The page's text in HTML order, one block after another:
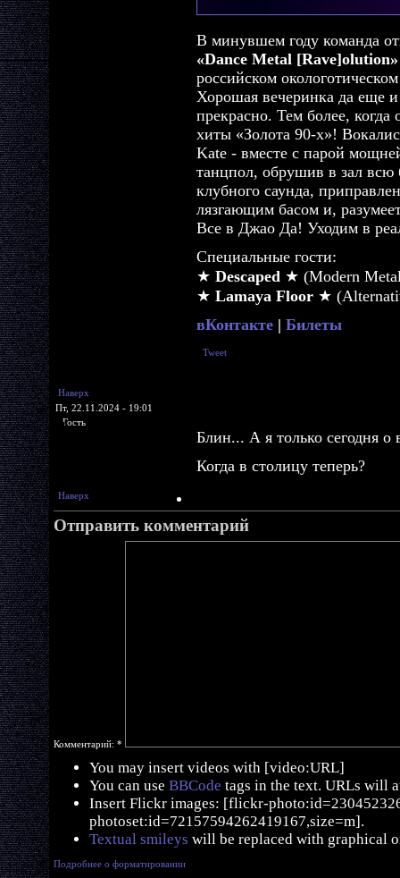
В минувшем году команда
«Dance Metal [Rave]olution»
российском
Хорошая вечеринка да еще
прекрасно. Тем более, когда
хиты «Золота 90-х»!
Kate - вместе с парой
танцпол, обрушив в зал
клубного саунда,
лязгающим басом и,
Все в Джао Да! Уходим в
Специальные гости:
★ Descaped ★ (Modern
★ Lamaya Floor ★
вКонтакте | Билеты
Tweet
Наверх
Пт, 22.11.2024 - 19:01
Гость
Блин... А я только сегодня о
Когда в столицу теперь?
Наверх
Отправить комментарий
Комментарий: *
You may insert videos with [video:URL]
You can use BBCode tags in the text. URLs will
Insert Flickr images: [flickr-
photoset:id=72157594262419167,size=m].
Textual smileys will be replaced with graphical
Подробнее о форматировании